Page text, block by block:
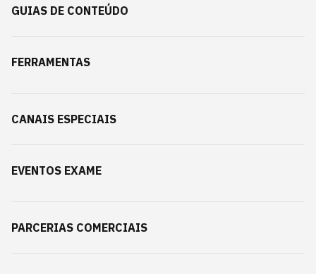
GUIAS DE CONTEÚDO
FERRAMENTAS
CANAIS ESPECIAIS
EVENTOS EXAME
PARCERIAS COMERCIAIS